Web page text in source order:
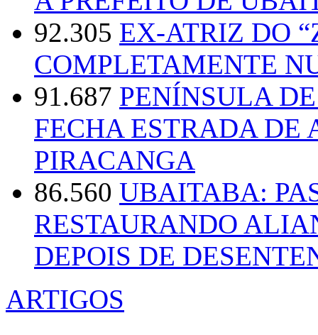
92.305 EX-ATRIZ DO
COMPLETAMENTE
91.687 PENÍNSULA
FECHA ESTRADA DE
PIRACANGA
86.560 UBAITABA:
RESTAURANDO
DEPOIS DE
ARTIGOS